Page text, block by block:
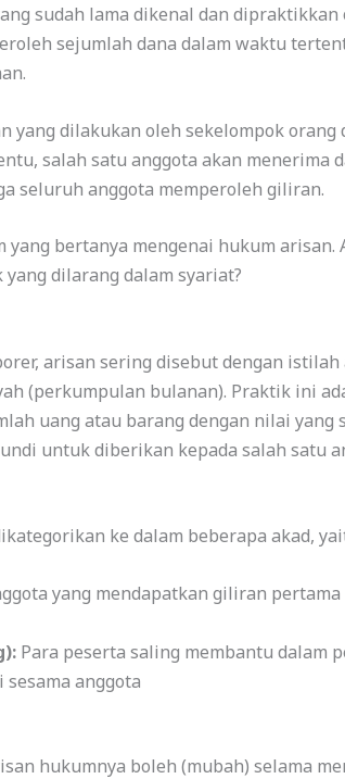
sudah lama dikenal dan
sejumlah dana dalam waktu
yang dilakukan oleh sekelompok
salah satu anggota akan menerima
seluruh anggota memperoleh giliran.
bertanya mengenai hukum
dilarang dalam syariat?
arisan sering disebut dengan
(perkumpulan bulanan). Praktik ini
uang atau barang dengan nilai yang
untuk diberikan kepada salah satu
ke dalam beberapa akad,
yang mendapatkan giliran
Para peserta saling membantu dalam
anggota
hukumnya boleh (mubah) selama